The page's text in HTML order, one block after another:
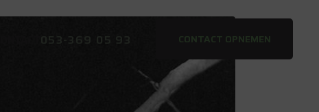
053-369 05 93 CONTACT OPNEMEN